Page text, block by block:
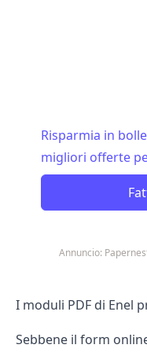
Risparmia in
migliori offerte
Annuncio:
I moduli PDF di Enel
Sebbene il form